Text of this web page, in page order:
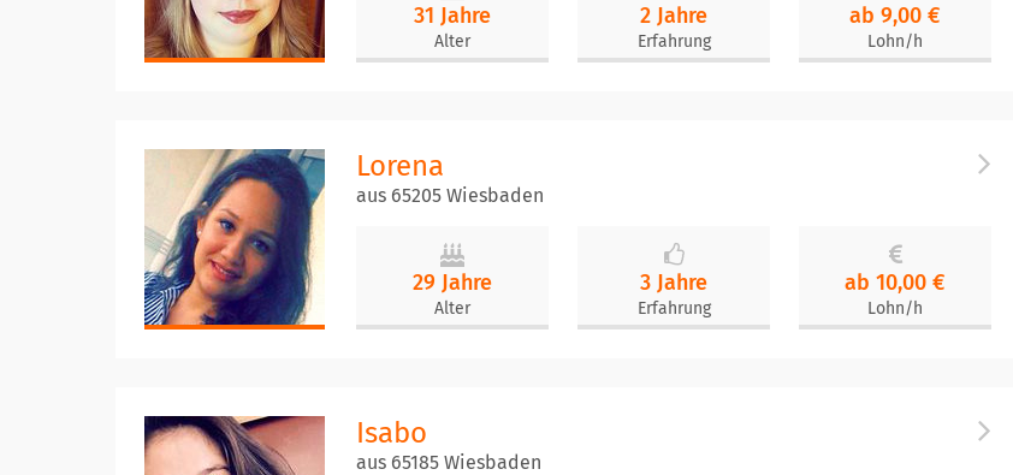
31 Jahre
Alter
2 Jahre
Erfahrung
ab 9,00 €
Lohn/h
Lorena
aus 65205 Wiesbaden
29 Jahre
Alter
3 Jahre
Erfahrung
ab 10,00 €
Lohn/h
Isabo
aus 65185 Wiesbaden